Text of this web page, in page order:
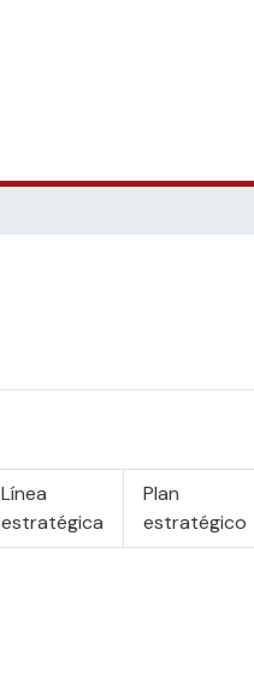
Línea
estratégica
Plan
estratégico